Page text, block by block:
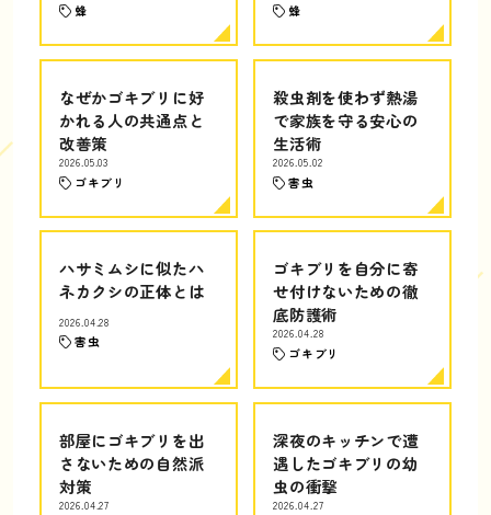
蜂 蜂
なぜかゴキブリに好
かれる人の共通点と
改善策
2026.05.03
ゴキブリ
殺虫剤を使わず熱湯
で家族を守る安心の
生活術
2026.05.02
害虫
ハサミムシに似たハ
ネカクシの正体とは
2026.04.28
害虫
ゴキブリを自分に寄
せ付けないための徹
底防護術
2026.04.28
ゴキブリ
部屋にゴキブリを出
さないための自然派
対策
2026.04.27
深夜のキッチンで遭
遇したゴキブリの幼
虫の衝撃
2026.04.27